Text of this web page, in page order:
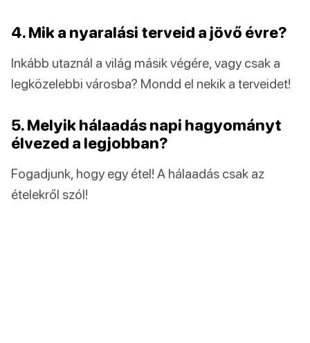
4. Mik a nyaralási terveid a jövő évre?
Inkább utaznál a világ másik végére, vagy csak a
legközelebbi városba? Mondd el nekik a terveidet!
5. Melyik hálaadás napi hagyományt
élvezed a legjobban?
Fogadjunk, hogy egy étel! A hálaadás csak az
ételekről szól!